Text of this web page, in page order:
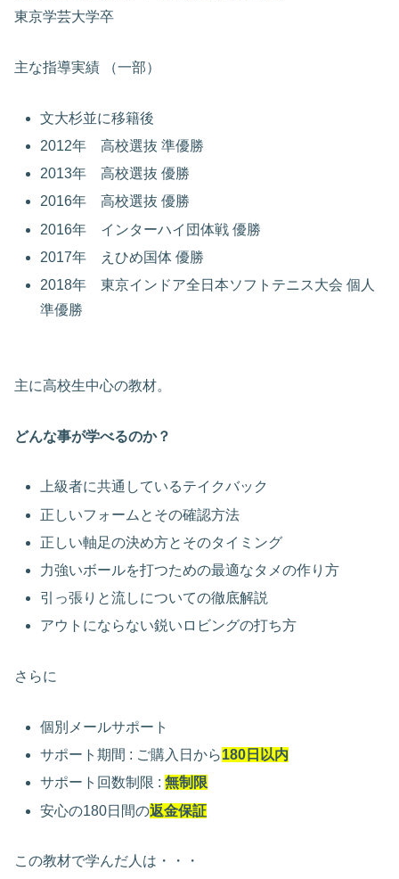
東京学芸大学卒
主な指導実績 （一部）
文大杉並に移籍後
2012年 高校選抜 準優勝
2013年 高校選抜 優勝
2016年 高校選抜 優勝
2016年 インターハイ団体戦 優勝
2017年 えひめ国体 優勝
2018年 東京インドア全日本ソフトテニス大会 個人
準優勝
主に高校生中心の教材。
どんな事が学べるのか？
上級者に共通しているテイクバック
正しいフォームとその確認方法
正しい軸足の決め方とそのタイミング
力強いボールを打つための最適なタメの作り方
引っ張りと流しについての徹底解説
アウトにならない鋭いロビングの打ち方
さらに
個別メールサポート
サポート期間 : ご購入日から180日以内
サポート回数制限 :無制限
安心の180日間の返金保証
この教材で学んだ人は・・・